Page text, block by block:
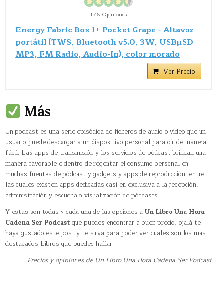
176 Opiniones
Energy Fabric Box 1+ Pocket Grape - Altavoz
portátil (TWS, Bluetooth v5.0, 3W, USBµSD
MP3, FM Radio, Audio-In), color morado
Ver Precio
Más
Un podcast​ es una serie episódica de ficheros de audio o vídeo que un
usuario puede descargar a un dispositivo personal para oír de manera
fácil. Las apps de transmisión y los servicios de pódcast brindan una
manera favorable e dentro de regentar el consumo personal en
muchas fuentes de pódcast y gadgets y apps de reproducción, entre
las cuales existen apps dedicadas casi en exclusiva a la recepción,
administración y escucha o visualización de pódcasts
Y estas son todas y cada una de las opciones aUn Libro Una Hora
Cadena Ser Podcastque puedes encontrar a buen precio, ojalá te
haya gustado este post y te sirva para poder ver cuales son los más
destacados Libros que puedes hallar.
Precios y opiniones de Un Libro Una Hora Cadena Ser Podcast